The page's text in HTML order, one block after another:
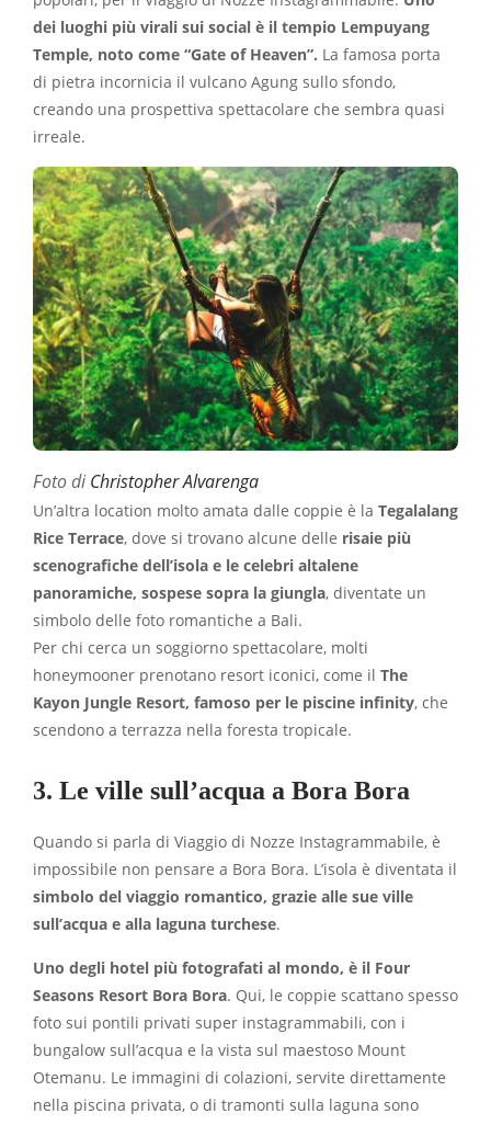
dei luoghi più virali sui social è il tempio Lempuyang
Temple, noto come “Gate of Heaven”. La famosa porta
di pietra incornicia il vulcano Agung sullo sfondo,
creando una prospettiva spettacolare che sembra quasi
irreale.
Foto diChristopher Alvarenga
Un’altra location molto amata dalle coppie è la Tegalalang
Rice Terrace, dove si trovano alcune delle risaie più
scenografiche dell’isola e le celebri altalene
panoramiche, sospese sopra la giungla, diventate un
simbolo delle foto romantiche a Bali.
Per chi cerca un soggiorno spettacolare, molti
honeymooner prenotano resort iconici, come il The
Kayon Jungle Resort, famoso per le piscine infinity, che
scendono a terrazza nella foresta tropicale.
3. Le ville sull’acqua a Bora Bora
Quando si parla di Viaggio di Nozze Instagrammabile, è
impossibile non pensare a Bora Bora. L’isola è diventata il
simbolo del viaggio romantico, grazie alle sue ville
sull’acqua e alla laguna turchese.
Uno degli hotel più fotografati al mondo, è il Four
Seasons Resort Bora Bora. Qui, le coppie scattano spesso
foto sui pontili privati super instagrammabili, con i
bungalow sull’acqua e la vista sul maestoso Mount
Otemanu. Le immagini di colazioni, servite direttamente
nella piscina privata, o di tramonti sulla laguna sono